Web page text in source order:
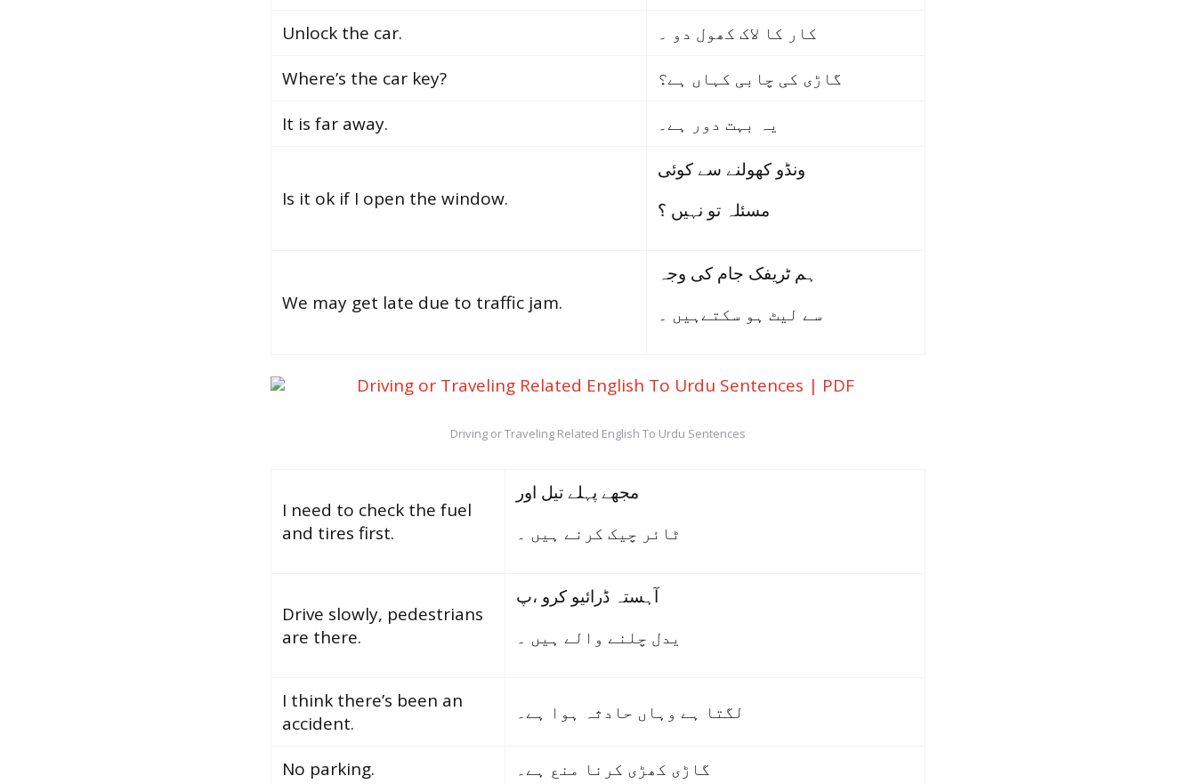
Unlock the car.
کار کا لاک کھول دو ۔
Where’s the car key?
گاڑی کی چابی کہاں ہے؟
It is far away.
یہ بہت دور ہے۔
Is it ok if I open the window.
ونڈو کھولنے سے کوئی
مسئلہ تو نہیں ؟
We may get late due to traffic jam.
ہم ٹریفک جام کی وجہ
سے لیٹ ہو سکتےہیں ۔
Driving or Traveling Related English To Urdu Sentences
I need to check the fuel
and tires first.
مجھے پہلے تیل اور
ٹائر چیک کرنے ہیں ۔
Drive slowly, pedestrians
are there.
آہستہ ڈرائیو کرو ،پ
یدل چلنے والے ہیں ۔
I think there’s been an
accident.
لگتا ہے وہاں حادثہ ہوا ہے۔
No parking. گاڑی کھڑی کرنا منع ہے۔